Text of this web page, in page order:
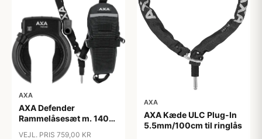
AXA
AXA Defender
Rammelåsesæt m. 140
VEJL. PRIS 759,00 KR
AXA
AXA Kæde ULC Plug-In
5.5mm/100cm til ringlås